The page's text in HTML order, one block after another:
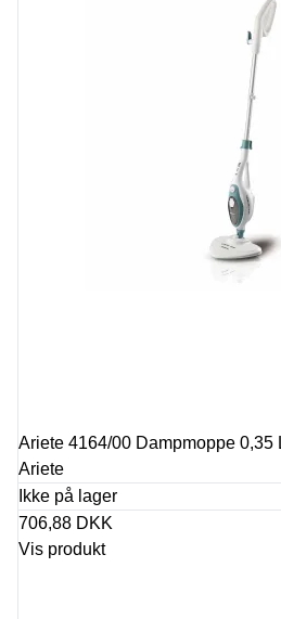
Ariete 4164/00 Dampmoppe 0,35
Ariete
Ikke på lager
706,88 DKK
Vis produkt